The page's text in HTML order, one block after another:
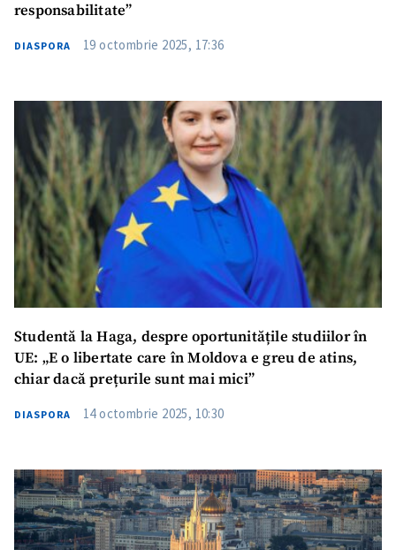
responsabilitate”
DIASPORA 19 octombrie 2025, 17:36
Studentă la Haga, despre oportunitățile studiilor în
UE: „E o libertate care în Moldova e greu de atins,
chiar dacă prețurile sunt mai mici”
DIASPORA 14 octombrie 2025, 10:30
Titlu știre
+ Adaugă titlu
Mesajul știrei
+ Mesajul știrei